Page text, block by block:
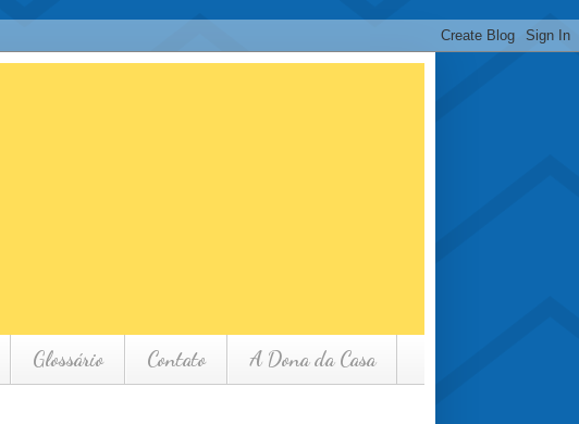
Glossário Contato A Dona da Casa